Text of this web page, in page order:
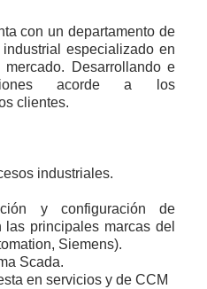
con un departamento de
especializado en
Desarrollando e
acorde a los
clientes.
industriales.
y configuración de
principales marcas del
Siemens).
Scada.
en servicios y de CCM